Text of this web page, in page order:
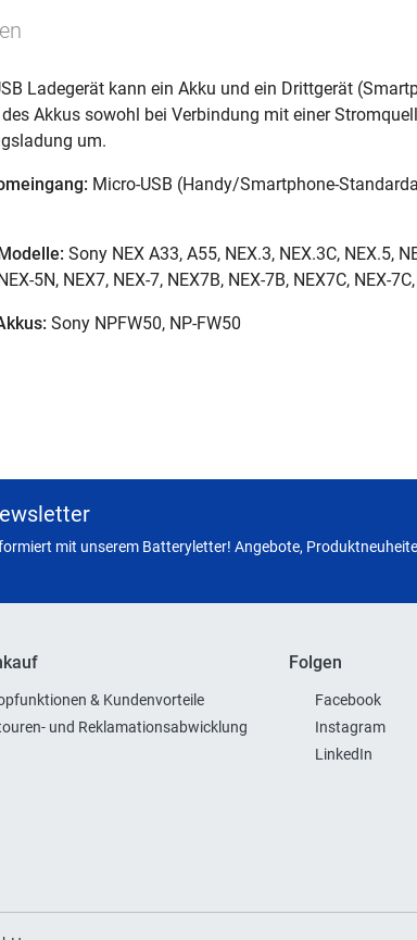
Ladegerät kann ein Akku und ein Drittgerät
Akkus sowohl bei Verbindung mit einer
um.
Micro-USB (Handy/Smartphone-
Sony NEX A33, A55, NEX.3, NEX.3C, NEX.5,
5N, NEX7, NEX-7, NEX7B, NEX-7B, NEX7C, NEX-
Sony NPFW50, NP-FW50
mit unserem Batteryletter! Angebote,
& Kundenvorteile
und Reklamationsabwicklung
Folgen
Facebook
Instagram
LinkedIn